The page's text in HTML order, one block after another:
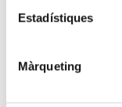
Estadístiques
Màrqueting